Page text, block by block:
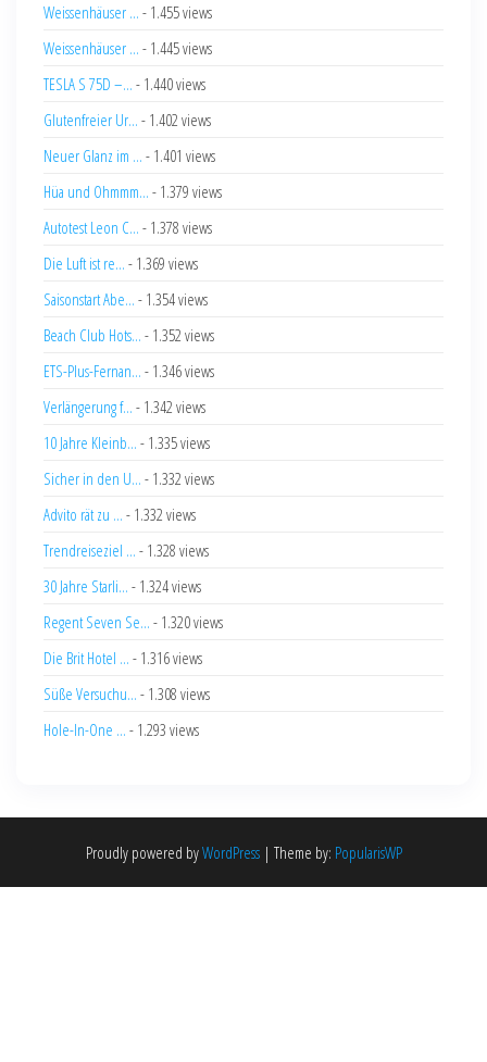
Weissenhäuser ... - 1.455 views
Weissenhäuser ... - 1.445 views
TESLA S 75D –... - 1.440 views
Glutenfreier Ur... - 1.402 views
Neuer Glanz im ... - 1.401 views
Hüa und Ohmmm... - 1.379 views
Autotest Leon C... - 1.378 views
Die Luft ist re... - 1.369 views
Saisonstart Abe... - 1.354 views
Beach Club Hots... - 1.352 views
ETS-Plus-Fernan... - 1.346 views
Verlängerung f... - 1.342 views
10 Jahre Kleinb... - 1.335 views
Sicher in den U... - 1.332 views
Advito rät zu ... - 1.332 views
Trendreiseziel ... - 1.328 views
30 Jahre Starli... - 1.324 views
Regent Seven Se... - 1.320 views
Die Brit Hotel ... - 1.316 views
Süße Versuchu... - 1.308 views
Hole-In-One ... - 1.293 views
Proudly powered byWordPress | Theme by: PopularisWP